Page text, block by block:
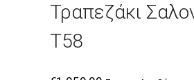
Τραπεζάκι
T58